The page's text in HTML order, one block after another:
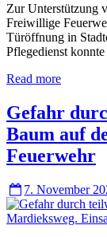
Zur Unterstützung
Freiwillige
Türöffnung in
Pflegedienst
Read more
Gefahr
Baum auf
Feuerwehr
7. November